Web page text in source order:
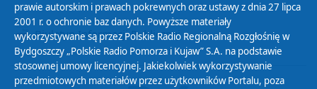
Biuletyn Informacji Publicznej
prawie autorskim i prawach pokrewnych oraz ustawy z dnia 27 lipca
2001 r. o ochronie baz danych. Powyższe materiały
wykorzystywane są przez Polskie Radio Regionalną Rozgłośnię w
Bydgoszczy „Polskie Radio Pomorza i Kujaw” S.A. na podstawie
stosownej umowy licencyjnej. Jakiekolwiek wykorzystywanie
przedmiotowych materiałów przez użytkowników Portalu, poza